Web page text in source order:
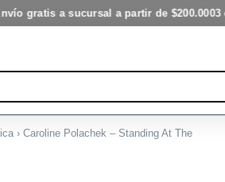
gratis a sucursal a partir de $200.0003
› Caroline Polachek – Standing At The